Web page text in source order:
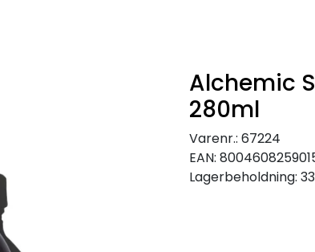
Alchemic
280ml
Varenr.: 67224
EAN:
Lagerbeholdning: